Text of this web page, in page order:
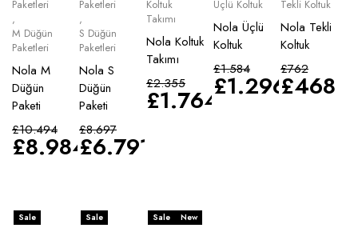
Paketleri
,
M Düğün
Paketleri
Nola M
Düğün
Paketi
£10.494
£8.984
Paketleri
,
S Düğün
Paketleri
Nola S
Düğün
Paketi
£8.697
£6.791
Koltuk
Takımı
Nola Koltuk
Takımı
£2.355
£1.764
Üçlü Koltuk
Nola Üçlü
Koltuk
£1.584
£1.296
Tekli Koltuk
Nola Tekli
Koltuk
£762
£468
Sale Sale Sale New